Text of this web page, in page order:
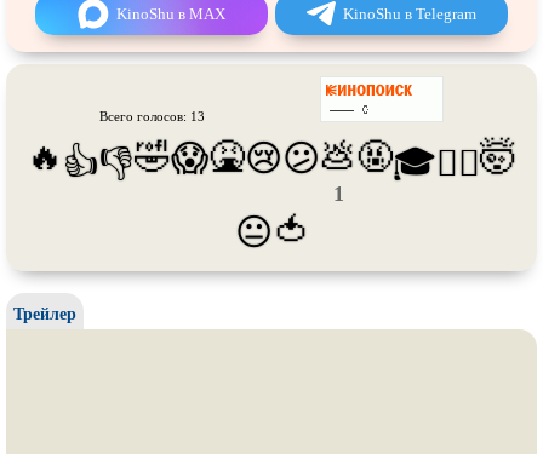
Про танки Про танцы
Про тюрьму Про футбол
Про хоккей ифигурное
катание
Про шпионов
Про Юристов иАдвокатов
документальный Режиссёрская версия
Сверхспособности
Ситком Слэшер
Стимпанк
KinoShu в MAX KinoShu в Telegram
Всего голосов: 13
🔥 👍👎🤣😱🤮😢😕💩
1
🤬🎓😵‍💫🤯
😐🍅
Трейлер